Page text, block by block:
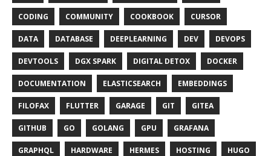
CODING COMMUNITY COOKBOOK CURSOR
DATA DATABASE DEEPLEARNING DEV DEVOPS
DEVTOOLS DGX SPARK DIGITAL DETOX DOCKER
DOCUMENTATION ELASTICSEARCH EMBEDDINGS
FILOFAX FLUTTER GARAGE GIT GITEA
GITHUB GO GOLANG GPU GRAFANA
GRAPHQL HARDWARE HERMES HOSTING HUGO